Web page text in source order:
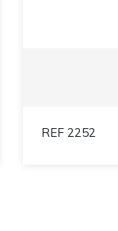
REF 2252